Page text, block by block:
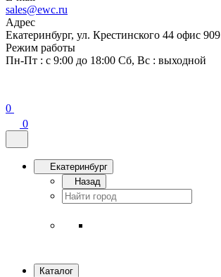
sales@ewc.ru
Адрес
Екатеринбург, ул. Крестинского 44 офис 909
Режим работы
Пн-Пт : с 9:00 до 18:00 Сб, Вс : выходной
0
0
Екатеринбург
Назад
Каталог